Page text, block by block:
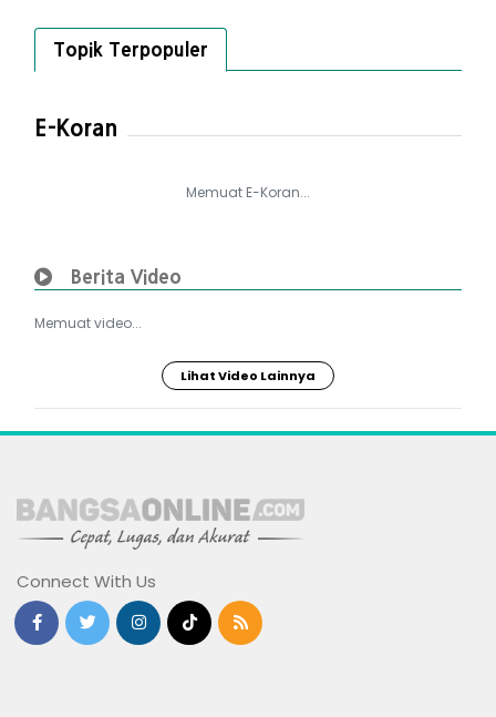
Topik Terpopuler
E-Koran
Memuat E-Koran...
Berita Video
Memuat video...
Lihat Video Lainnya
Connect With Us